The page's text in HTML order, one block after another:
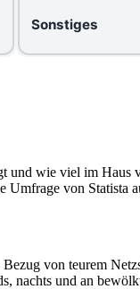
Sonstiges
und wie viel im Haus
von Statista
von teurem
nachts und an